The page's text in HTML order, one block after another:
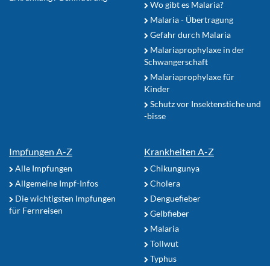
Wo gibt es Malaria?
Malaria - Übertragung
Gefahr durch Malaria
Malariaprophylaxe in der
Schwangerschaft
Malariaprophylaxe für
Kinder
Schutz vor Insektenstiche und
-bisse
Impfungen A-Z
Alle Impfungen
Allgemeine Impf-Infos
Die wichtigsten Impfungen
für Fernreisen
Krankheiten A-Z
Chikungunya
Cholera
Denguefieber
Gelbfieber
Malaria
Tollwut
Typhus